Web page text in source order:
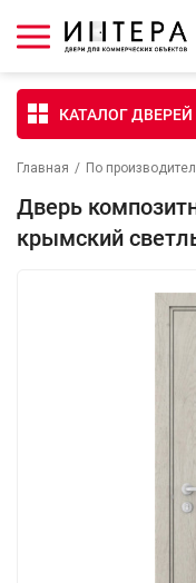
КАТАЛОГ ДВЕРЕЙ
Главная / По
Дверь
крымский